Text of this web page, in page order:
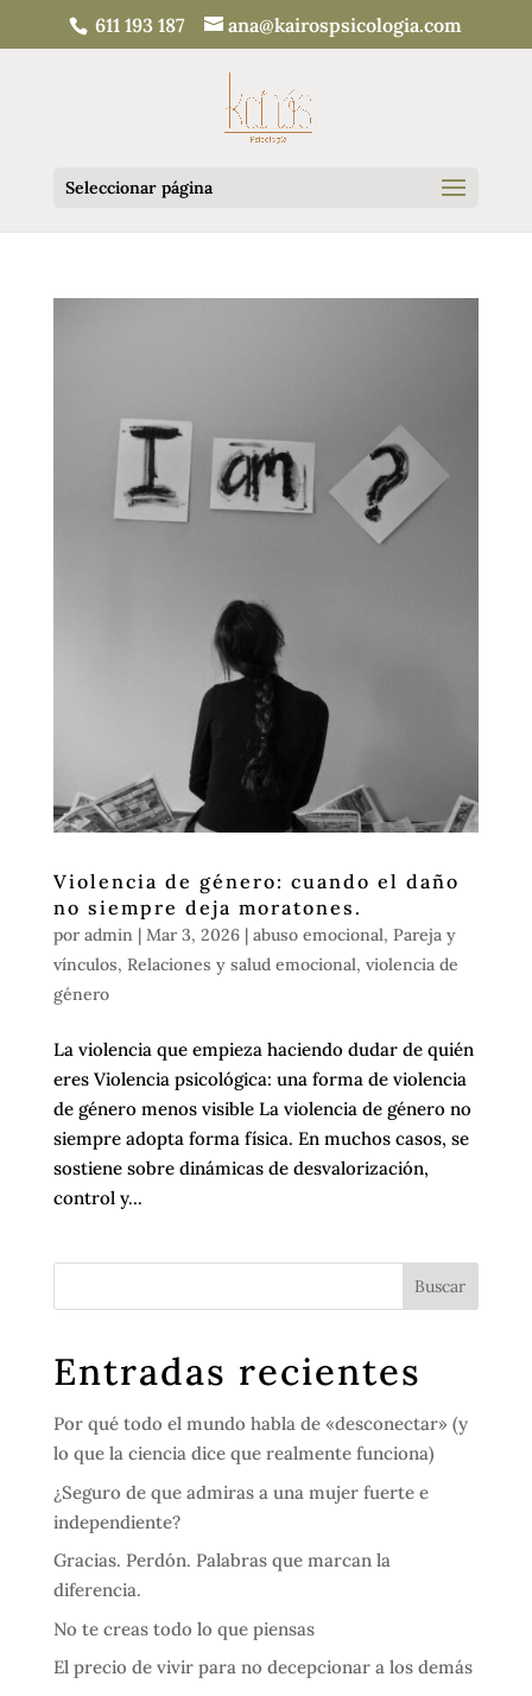
611 193 187 ana@kairospsicologia.com
Seleccionar página
Violencia de género: cuando el daño
no siempre deja moratones.
por admin| Mar 3, 2026| abuso emocional, Pareja y
vínculos, Relaciones y salud emocional, violencia de
género
La violencia que empieza haciendo dudar de quién
eres Violencia psicológica: una forma de violencia
de género menos visible La violencia de género no
siempre adopta forma física. En muchos casos, se
sostiene sobre dinámicas de desvalorización,
control y...
Entradas recientes
Por qué todo el mundo habla de «desconectar» (y
lo que la ciencia dice que realmente funciona)
¿Seguro de que admiras a una mujer fuerte e
independiente?
Gracias. Perdón. Palabras que marcan la
diferencia.
No te creas todo lo que piensas
El precio de vivir para no decepcionar a los demás